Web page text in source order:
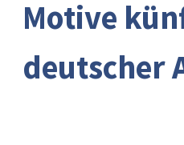
Motive
deutscher